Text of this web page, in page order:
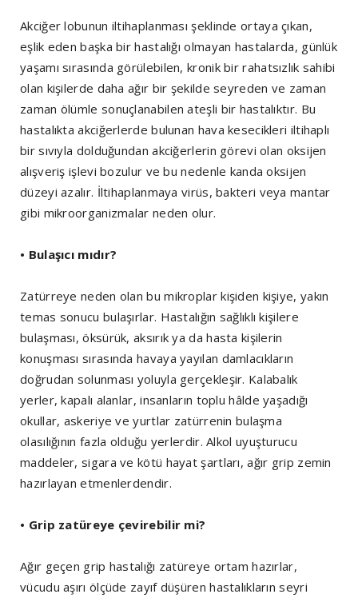
Akciğer lobunun iltihaplanması şeklinde ortaya çıkan,
eşlik eden başka bir hastalığı olmayan hastalarda, günlük
yaşamı sırasında görülebilen, kronik bir rahatsızlık sahibi
olan kişilerde daha ağır bir şekilde seyreden ve zaman
zaman ölümle sonuçlanabilen ateşli bir hastalıktır. Bu
hastalıkta akciğerlerde bulunan hava kesecikleri iltihaplı
bir sıvıyla dolduğundan akciğerlerin görevi olan oksijen
alışveriş işlevi bozulur ve bu nedenle kanda oksijen
düzeyi azalır. İltihaplanmaya virüs, bakteri veya mantar
gibi mikroorganizmalar neden olur.
• Bulaşıcı mıdır?
Zatürreye neden olan bu mikroplar kişiden kişiye, yakın
temas sonucu bulaşırlar. Hastalığın sağlıklı kişilere
bulaşması, öksürük, aksırık ya da hasta kişilerin
konuşması sırasında havaya yayılan damlacıkların
doğrudan solunması yoluyla gerçekleşir. Kalabalık
yerler, kapalı alanlar, insanların toplu hâlde yaşadığı
okullar, askeriye ve yurtlar zatürrenin bulaşma
olasılığının fazla olduğu yerlerdir. Alkol uyuşturucu
maddeler, sigara ve kötü hayat şartları, ağır grip zemin
hazırlayan etmenlerdendir.
• Grip zatüreye çevirebilir mi?
Ağır geçen grip hastalığı zatüreye ortam hazırlar,
vücudu aşırı ölçüde zayıf düşüren hastalıkların seyri